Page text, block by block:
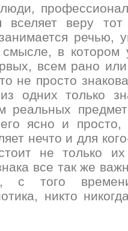
веру
речью,
в котором
всем рано или
не просто
одних только
реальных
ясно и
нечто и для
не только
все так же
с того
никто